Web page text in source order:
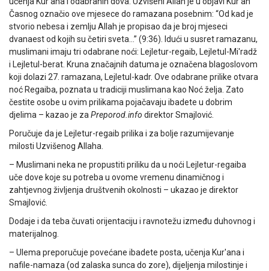
Časnog označio ove mjesece do ramazana posebnim: “Od kad je
stvorio nebesa i zemlju Allah je propisao da je broj mjeseci
dvanaest od kojih su četiri sveta…” (9:36). Idući u susret ramazanu,
muslimani imaju tri odabrane noći: Lejletur-regaib, Lejletul-Mi'radž
i Lejletul-berat. Kruna značajnih datuma je označena blagoslovom
koji dolazi 27. ramazana, Lejletul-kadr. Ove odabrane prilike otvara
noć Regaiba, poznata u tradiciji muslimana kao Noć želja. Zato
čestite osobe u ovim prilikama pojačavaju ibadete u dobrim
djelima – kazao je zaPreporod.info direktor Smajlović.
Poručuje da je Lejletur-regaib prilika i za bolje razumijevanje
milosti Uzvišenog Allaha.
– Muslimani neka ne propustiti priliku da u noći Lejletur-regaiba
uče dove koje su potreba u ovome vremenu dinamičnog i
zahtjevnog življenja društvenih okolnosti – ukazao je direktor
Smajlović.
Dodaje i da teba čuvati orijentaciju i ravnotežu između duhovnog i
materijalnog.
– Ulema preporučuje povećane ibadete posta, učenja Kur'ana i
nafile-namaza (od zalaska sunca do zore), dijeljenja milostinje i